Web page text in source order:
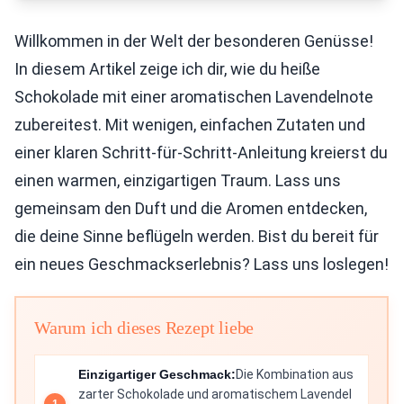
Willkommen in der Welt der besonderen Genüsse!
In diesem Artikel zeige ich dir, wie du heiße
Schokolade mit einer aromatischen Lavendelnote
zubereitest. Mit wenigen, einfachen Zutaten und
einer klaren Schritt-für-Schritt-Anleitung kreierst du
einen warmen, einzigartigen Traum. Lass uns
gemeinsam den Duft und die Aromen entdecken,
die deine Sinne beflügeln werden. Bist du bereit für
ein neues Geschmackserlebnis? Lass uns loslegen!
Warum ich dieses Rezept liebe
Einzigartiger Geschmack:Die Kombination aus
zarter Schokolade und aromatischem Lavendel